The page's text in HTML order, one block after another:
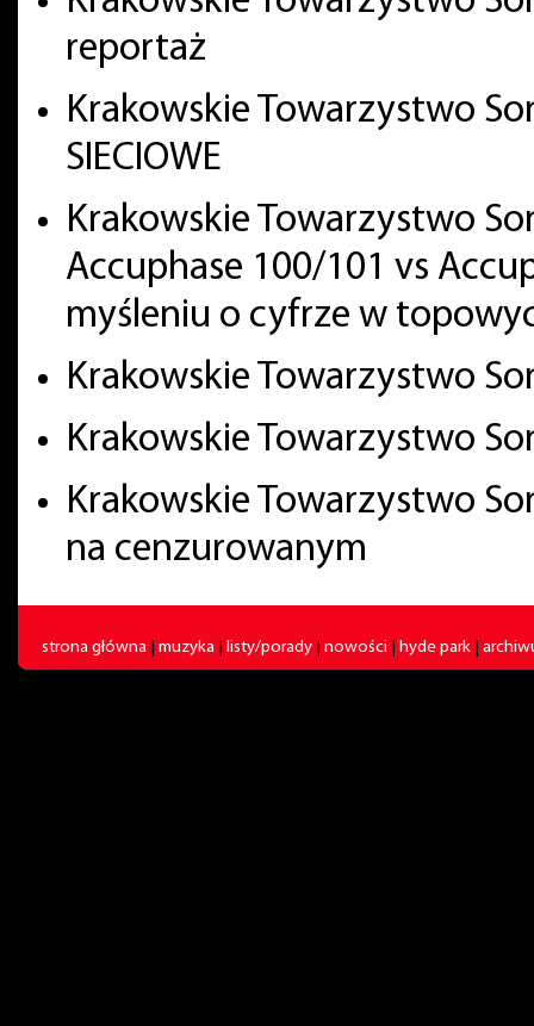
reportaż
Krakowskie Towarzystwo
SIECIOWE
Krakowskie Towarzystwo
Accuphase 100/101 vs
myśleniu o cyfrze w
Krakowskie Towarzystwo
Krakowskie Towarzystwo
Krakowskie Towarzystwo
na cenzurowanym
strona główna muzyka listy/porady nowości hyde park